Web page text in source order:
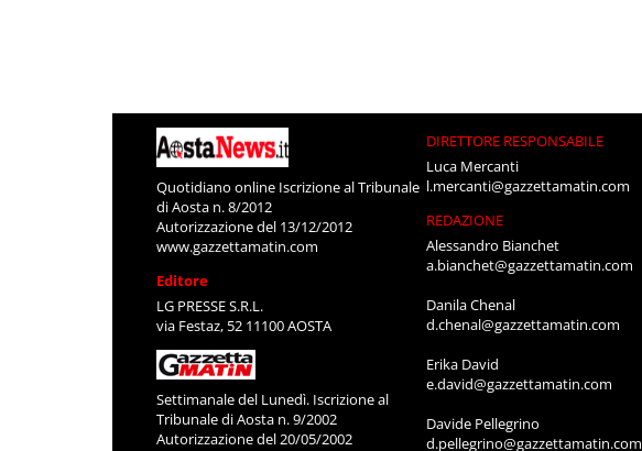
Quotidiano online Iscrizione al Tribunale
di Aosta n. 8/2012
Autorizzazione del 13/12/2012
www.gazzettamatin.com
Editore
LG PRESSE S.R.L.
via Festaz, 52 11100 AOSTA
Settimanale del Lunedì. Iscrizione al
Tribunale di Aosta n. 9/2002
Autorizzazione del 20/05/2002
DIRETTORE RESPONSABILE
Luca Mercanti
l.mercanti@gazzettamatin.com
REDAZIONE
Alessandro Bianchet
a.bianchet@gazzettamatin.com
Danila Chenal
d.chenal@gazzettamatin.com
Erika David
e.david@gazzettamatin.com
Davide Pellegrino
d.pellegrino@gazzettamatin.com